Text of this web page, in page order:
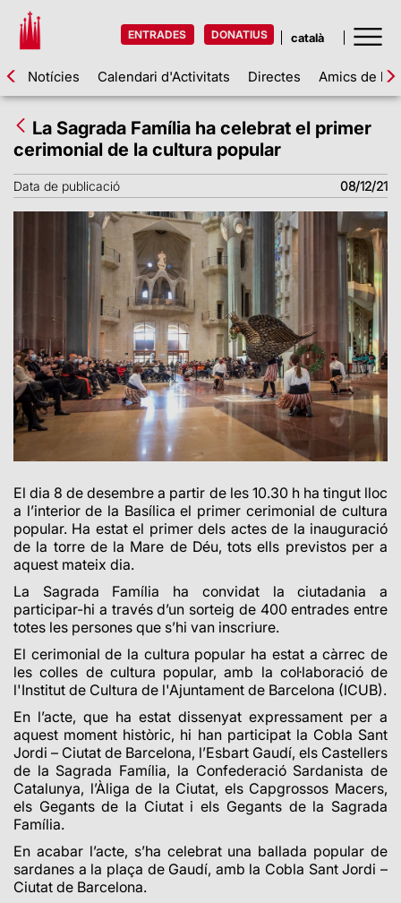
ENTRADES DONATIUS
Notícies Calendari d'Activitats Directes Amics de la
La Sagrada Família ha celebrat el primer
cerimonial de la cultura popular
Data de publicació 08/12/21
El dia 8 de desembre a partir de les 10.30 h ha tingut lloc
a l’interior de la Basílica el primer cerimonial de cultura
popular. Ha estat el primer dels actes de la inauguració
de la torre de la Mare de Déu, tots ells previstos per a
aquest mateix dia.
La Sagrada Família ha convidat la ciutadania a
participar-hi a través d’un sorteig de 400 entrades entre
totes les persones que s’hi van inscriure.
El cerimonial de la cultura popular ha estat a càrrec de
les colles de cultura popular, amb la col·laboració de
l'Institut de Cultura de l'Ajuntament de Barcelona (ICUB).
En l’acte, que ha estat dissenyat expressament per a
aquest moment històric, hi han participat la Cobla Sant
Jordi – Ciutat de Barcelona, l’Esbart Gaudí, els Castellers
de la Sagrada Família, la Confederació Sardanista de
Catalunya, l’Àliga de la Ciutat, els Capgrossos Macers,
els Gegants de la Ciutat i els Gegants de la Sagrada
Família.
En acabar l’acte, s’ha celebrat una ballada popular de
sardanes a la plaça de Gaudí, amb la Cobla Sant Jordi –
Ciutat de Barcelona.